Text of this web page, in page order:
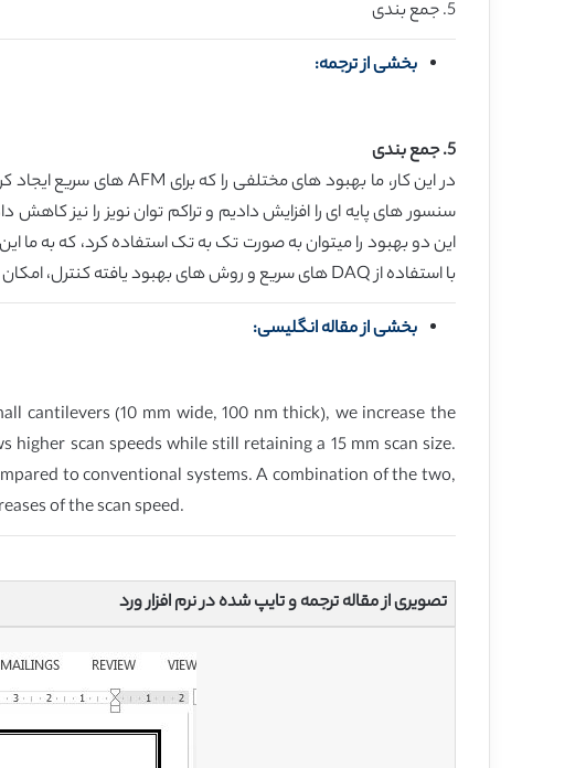
5. جمع بندی
بخشی از ترجمه:
5. جمع بندی
این دو بهبود را میتوان به صورت تک به تک استفاده کرد، که به ما
با استفاده از DAQ های سریع و روش های بهبود یافته کنترل، امکان افزایش بیشتر سرعت اسکن را فراهم میکند.
بخشی از مقاله انگلیسی:
cantilevers (10 mm wide, 100 nm thick), we increase the
scan speeds while still retaining a 15 mm scan size.
to conventional systems. A combination of the two,
of the scan speed.
تصویری از مقاله ترجمه و تایپ شده در نرم افزار ورد